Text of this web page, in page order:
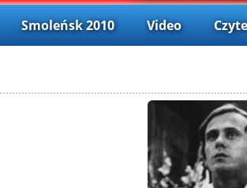
Smoleńsk 2010 Video